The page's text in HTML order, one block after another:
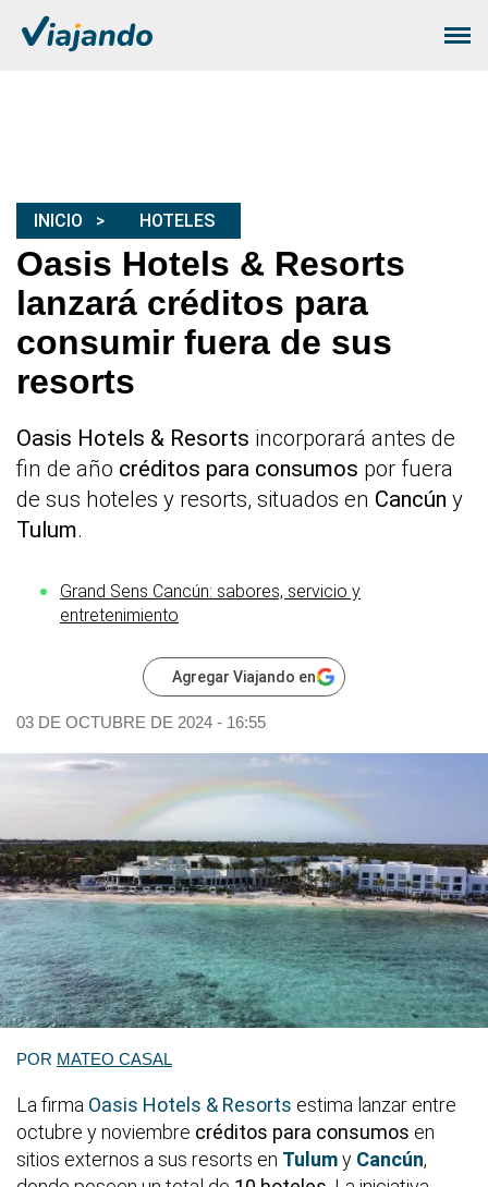
INICIO HOTELES
Oasis Hotels & Resorts
lanzará créditos para
consumir fuera de sus
resorts
Oasis Hotels & Resorts incorporará antes de
fin de año créditos para consumos por fuera
de sus hoteles y resorts, situados en Cancún y
Tulum.
Grand Sens Cancún: sabores, servicio y
entretenimiento
Agregar Viajando en
03 DE OCTUBRE DE 2024 - 16:55
POR MATEO CASAL
La firma Oasis Hotels & Resorts estima lanzar entre
octubre y noviembre créditos para consumos en
sitios externos a sus resorts en Tulumy Cancún,